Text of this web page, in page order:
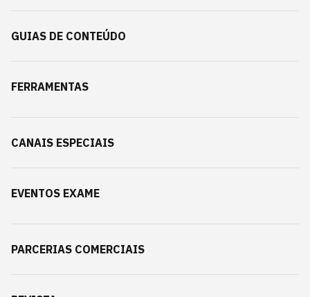
GUIAS DE CONTEÚDO
FERRAMENTAS
CANAIS ESPECIAIS
EVENTOS EXAME
PARCERIAS COMERCIAIS